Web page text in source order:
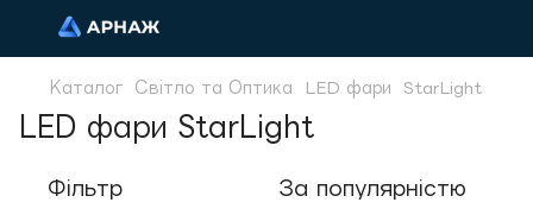
Каталог Світло та Оптика LED фари StarLight
LED фари StarLight
Фільтр За популярністю